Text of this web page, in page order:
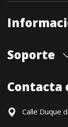
Cita previa tienda
Contacto
Soporte
Formas de pago
Devoluciones /
Contacta
Calle Duque